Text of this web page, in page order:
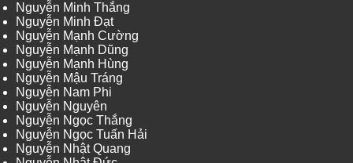
Nguyễn Minh Thắng
Nguyễn Minh Đạt
Nguyễn Mạnh Cường
Nguyễn Mạnh Dũng
Nguyễn Mạnh Hùng
Nguyễn Mậu Tráng
Nguyễn Nam Phi
Nguyễn Nguyên
Nguyễn Ngọc Thắng
Nguyễn Ngọc Tuấn Hải
Nguyễn Nhật Quang